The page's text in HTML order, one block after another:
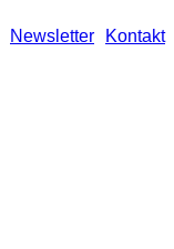
Newsletter Kontakt